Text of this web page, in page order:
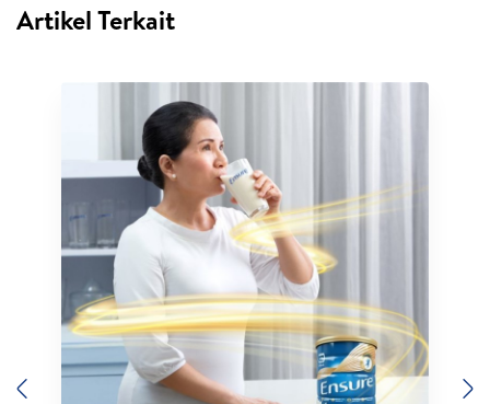
Artikel Terkait